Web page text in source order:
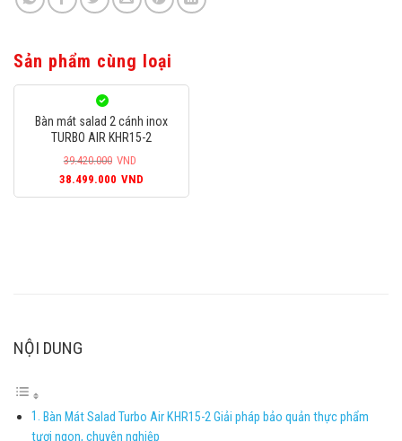
Sản phẩm cùng loại
Bàn mát salad 2 cánh inox
TURBO AIR KHR15-2
39.420.000 VND
Giá
gốc
38.499.000 VND
hiện
NỘI DUNG
Bàn Mát Salad Turbo Air KHR15-2 Giải pháp bảo quản thực phẩm
tươi ngon, chuyên nghiệp